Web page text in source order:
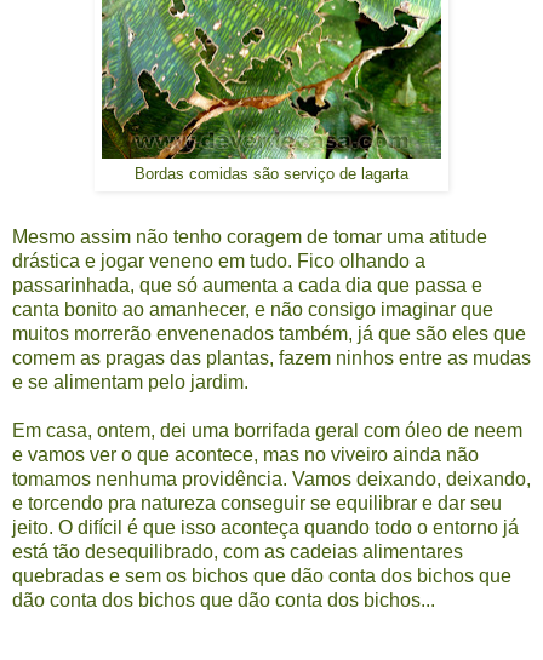
Bordas comidas são serviço de lagarta
Mesmo assim não tenho coragem de tomar uma atitude
drástica e jogar veneno em tudo. Fico olhando a
passarinhada, que só aumenta a cada dia que passa e
canta bonito ao amanhecer, e não consigo imaginar que
muitos morrerão envenenados também, já que são eles que
comem as pragas das plantas, fazem ninhos entre as mudas
e se alimentam pelo jardim.
Em casa, ontem, dei uma borrifada geral com óleo de neem
e vamos ver o que acontece, mas no viveiro ainda não
tomamos nenhuma providência. Vamos deixando, deixando,
e torcendo pra natureza conseguir se equilibrar e dar seu
jeito. O difícil é que isso aconteça quando todo o entorno já
está tão desequilibrado, com as cadeias alimentares
quebradas e sem os bichos que dão conta dos bichos que
dão conta dos bichos que dão conta dos bichos...